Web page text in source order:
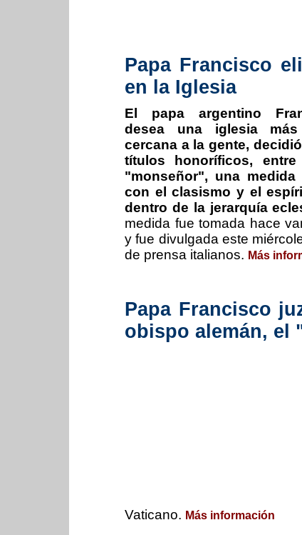
Papa Francisco
en la Iglesia
El papa argentino
desea una iglesia
cercana a la gente,
títulos honoríficos,
"monseñor", una medida
con el clasismo y el
dentro de la jerarquía
medida fue tomada hace
y fue divulgada este
de prensa italianos. Más
Papa Francisco
obispo alemán, el
Vaticano. Más información